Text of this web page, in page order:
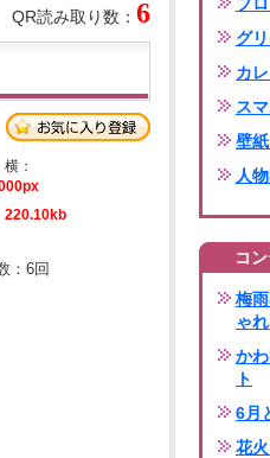
QR読み取り数： 6
横：
220.10kb
： 6回
グ
カ
ス
壁
人
コ
梅
ゃ
か
ト
6月
花